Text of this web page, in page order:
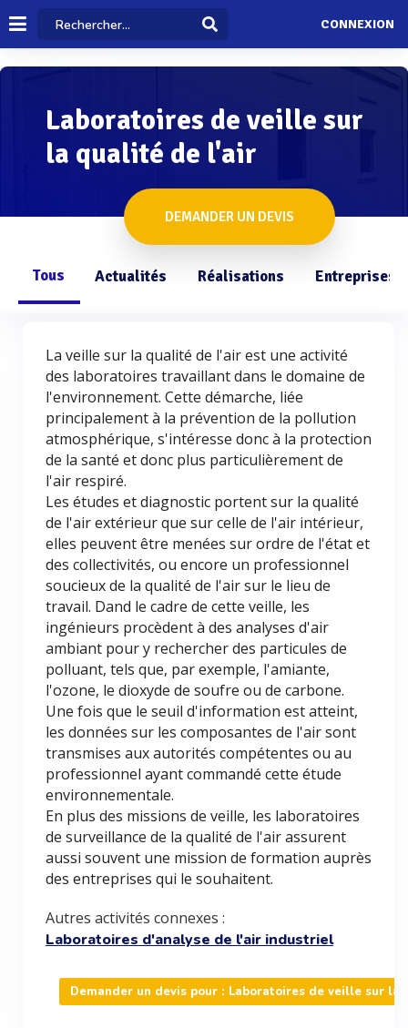
CONNEXION
Laboratoires de veille sur
la qualité de l'air
DEMANDER UN DEVIS
Tous Actualités Réalisations Entreprises
La veille sur la qualité de l'air est une activité
des laboratoires travaillant dans le domaine de
l'environnement. Cette démarche, liée
principalement à la prévention de la pollution
atmosphérique, s'intéresse donc à la protection
de la santé et donc plus particulièrement de
l'air respiré.
Les études et diagnostic portent sur la qualité
de l'air extérieur que sur celle de l'air intérieur,
elles peuvent être menées sur ordre de l'état et
des collectivités, ou encore un professionnel
soucieux de la qualité de l'air sur le lieu de
travail. Dand le cadre de cette veille, les
ingénieurs procèdent à des analyses d'air
ambiant pour y rechercher des particules de
polluant, tels que, par exemple, l'amiante,
l'ozone, le dioxyde de soufre ou de carbone.
Une fois que le seuil d'information est atteint,
les données sur les composantes de l'air sont
transmises aux autorités compétentes ou au
professionnel ayant commandé cette étude
environnementale.
En plus des missions de veille, les laboratoires
de surveillance de la qualité de l'air assurent
aussi souvent une mission de formation auprès
des entreprises qui le souhaitent.
Autres activités connexes :
Laboratoires d'analyse de l'air industriel
Demander un devis pour : Laboratoires de veille sur